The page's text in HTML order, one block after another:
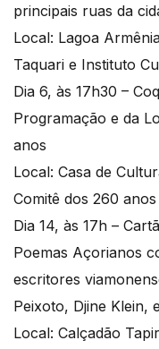
principais ruas da
Local: Lagoa
Taquari e Instituto
Dia 6, às 17h30 –
Programação e da
anos
Local: Casa de
Comitê dos 260 anos
Dia 14, às 17h –
Poemas Açorianos
escritores
Peixoto, Djine Klein,
Local: Calçadão